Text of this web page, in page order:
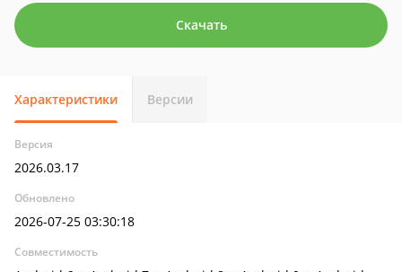
Скачать
Характеристики Версии
Версия
2026.03.17
Обновлено
2026-07-25 03:30:18
Совместимость